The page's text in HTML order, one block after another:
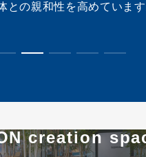
との親和性を高めています
creation